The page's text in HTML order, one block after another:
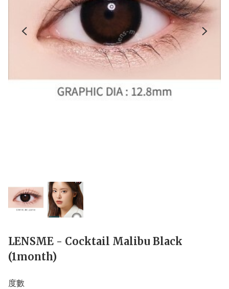
LENSME - Cocktail Malibu Black
(1month)
度數